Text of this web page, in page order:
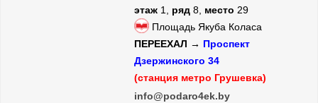
этаж 1, ряд 8, место 29
Площадь Якуба Коласа
ПЕРЕЕХАЛ → Проспект
Дзержинского 34
(станция метро Грушевка)
info@podaro4ek.by